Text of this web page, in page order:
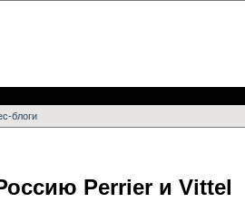
блоги
Perrier и Vittel